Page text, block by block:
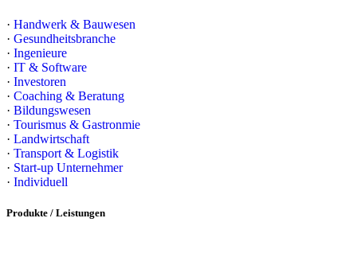
· Handwerk & Bauwesen
· Gesundheitsbranche
· Ingenieure
· IT & Software
· Investoren
· Coaching & Beratung
· Bildungswesen
· Tourismus & Gastronmie
· Landwirtschaft
· Transport & Logistik
· Start-up Unternehmer
· Individuell
Produkte / Leistungen